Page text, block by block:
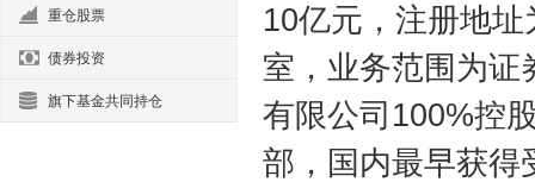
10亿元，注册地
室，业务范围为证
有限公司100%控
部，国内最早获得
重仓股票
债券投资
旗下基金共同持仓